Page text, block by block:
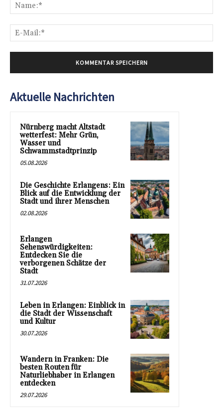
Aktuelle Nachrichten
Nürnberg macht Altstadt
wetterfest: Mehr Grün,
Wasser und
Schwammstadtprinzip
05.08.2026
Die Geschichte Erlangens: Ein
Blick auf die Entwicklung der
Stadt und ihrer Menschen
02.08.2026
Erlangen
Sehenswürdigkeiten:
Entdecken Sie die
verborgenen Schätze der
Stadt
31.07.2026
Leben in Erlangen: Einblick in
die Stadt der Wissenschaft
und Kultur
30.07.2026
Wandern in Franken: Die
besten Routen für
Naturliebhaber in Erlangen
entdecken
29.07.2026